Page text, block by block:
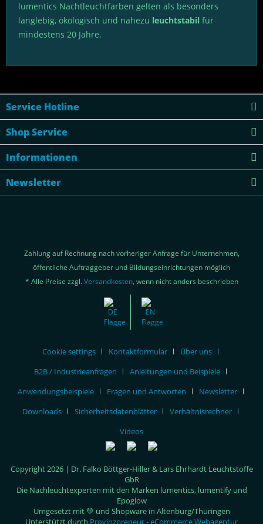
lumentics Nachtleuchtfarben gelten als besonders
langlebig, ökologisch und nahezu leuchtstabil für
mindestens 20 Jahre.
Service Hotline
Shop Service
Informationen
Newsletter
Zahlung auf Rechnung nach vorheriger Anfrage für Unternehmen,
öffentliche Auftraggeber und Bildungseinrichtungen möglich
* Alle Preise zzgl.Versandkosten, wenn nicht anders beschrieben
Cookie settings Kontaktformular
Über uns
B2B / Industrieanfragen
Anleitungen und Beispiele
Anwendungsbeispiele
Fragen und Antworten
Newsletter
Downloads
Sicherheitsdatenblätter
Verhältnisrechner
Videos
Copyright 2026 | Dr. Falko Böttger-Hiller & Lars Ehrhardt Leuchtstoffe
GbR
Die Nachleuchtexperten mit den Marken lumentics, lumentify und
Epoglow
Umgesetzt mit 💚 und Shopware in Altenburg/Thüringen
Unterstützt durch Provinzpreneur - eCommerce Webagentur